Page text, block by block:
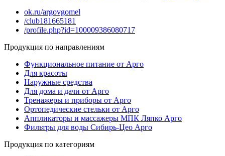
ok.ru/argovgomel
/club181665181
/profile.php?id=100009386080717
Продукция по направлениям
Функциональное питание от Арго
Для красоты
Наружные средства
Для дома и дачи от Арго
Тренажеры и приборы от Арго
Ортопедические стельки от Арго
Аппликаторы и массажеры МПК Ляпко Арго
Фильтры для воды Сибирь-Цео Арго
Продукция по категориям